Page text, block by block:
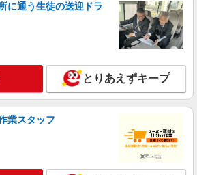
に通う生徒の送迎ドラ
とりあえずキープ
業スタッフ